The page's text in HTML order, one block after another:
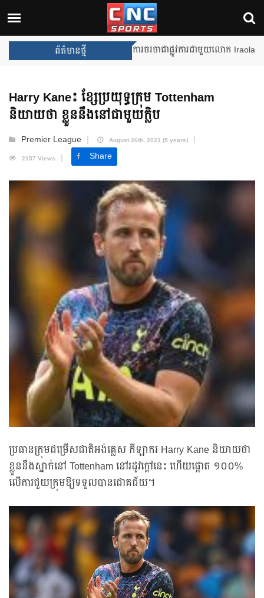
ព័ត៌មានថ្មី Unai Emery សន្យាថានឹងឈ្នះពាន
Harry Kane៖ ខ្សែប្រយុទ្ធ​ក្រុម Tottenham
និយាយថា ខ្លួន​នឹង​នៅ​ជាមួយ​ក្លិប
Premier League
August 26th, 2021 (5 years)
2157 Views
Share
ប្រធានក្រុមជម្រើសជាតិអង់គ្លេស កីឡាករ Harry Kane និយាយថា
ខ្លួននឹងស្នាក់នៅ Tottenham នៅរដូវក្តៅនេះ ហើយផ្តោត ១០០%
លើការជួយក្រុមឱ្យទទួលបានជោគជ័យ។